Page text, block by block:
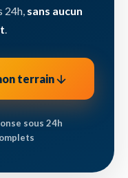
24h, sans aucun
.
terrain
sous 24h